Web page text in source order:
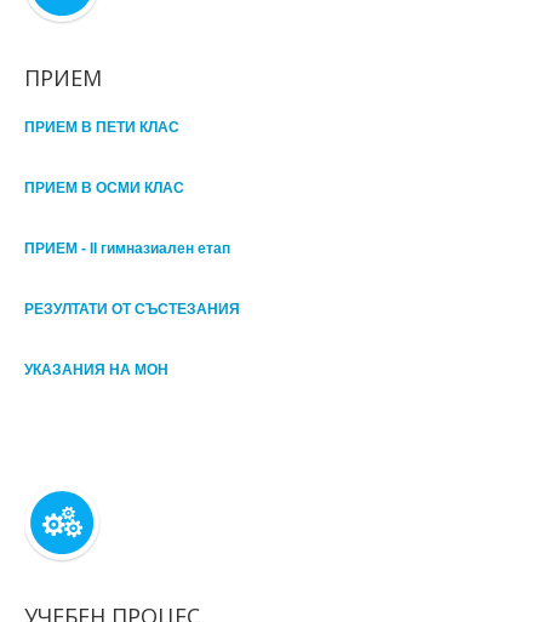
ПРИЕМ
ПРИЕМ В ПЕТИ КЛАС
ПРИЕМ В ОСМИ КЛАС
ПРИЕМ - II гимназиален етап
РЕЗУЛТАТИ ОТ СЪСТЕЗАНИЯ
УКАЗАНИЯ НА МОН
УЧЕБЕН ПРОЦЕС